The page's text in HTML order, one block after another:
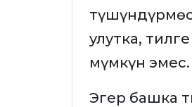
улутка,
мүмкүн эмес.
Эгер башка